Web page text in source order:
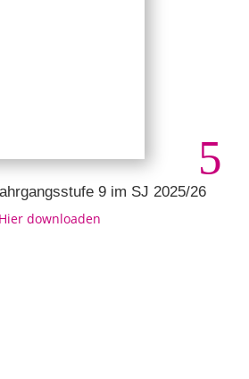
9 im SJ 2025/26
Hier downloaden